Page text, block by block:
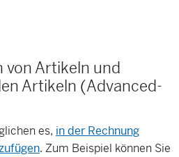
von Artikeln und
Artikeln (Advanced-
es, in der Rechnung
. Zum Beispiel können Sie